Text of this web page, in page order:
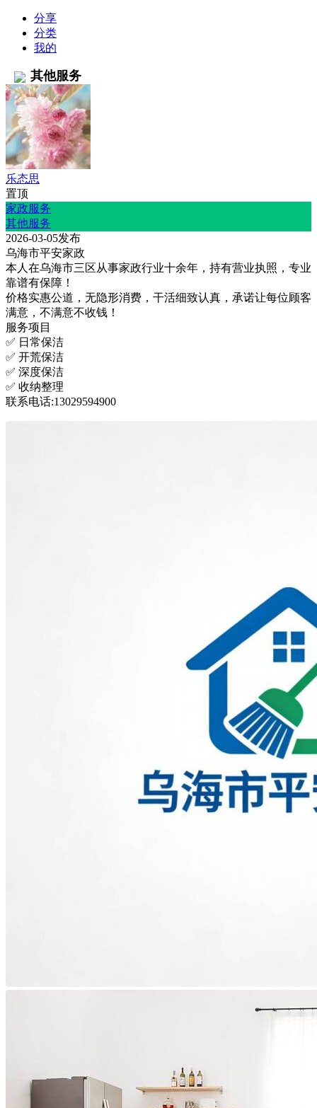
分享
分类
我的
其他服务
乐态思
置顶
家政服务
其他服务
2026-03-05发布
乌海市平安家政
本人在乌海市三区从事家政行业十余年，持有营业执照，专业
靠谱有保障！
价格实惠公道，无隐形消费，干活细致认真，承诺让每位顾客
满意，不满意不收钱！
服务项目
✅ 日常保洁
✅ 开荒保洁
✅ 深度保洁
✅ 收纳整理
联系电话:13029594900